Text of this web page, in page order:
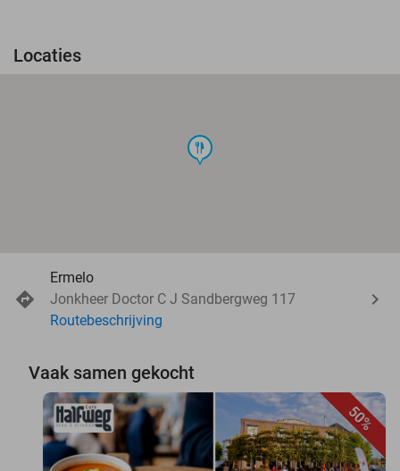
Locaties
food
Ermelo
Jonkheer Doctor C J Sandbergweg 117
Routebeschrijving
Vaak samen gekocht
50%